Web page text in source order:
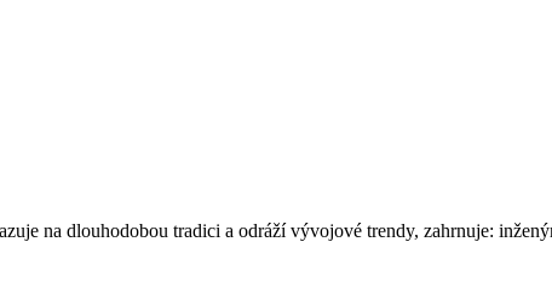
na dlouhodobou tradici a odráží vývojové trendy, zahrnuje: